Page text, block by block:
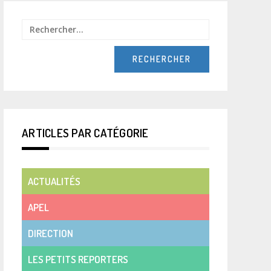
ARTICLES PAR CATÉGORIE
ACTUALITÉS
APEL
DIRECTION
LES PETITS REPORTERS